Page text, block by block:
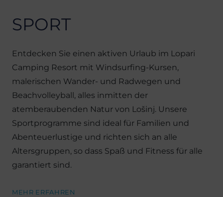
SPORT
Entdecken Sie einen aktiven Urlaub im Lopari
Camping Resort mit Windsurfing-Kursen,
malerischen Wander- und Radwegen und
Beachvolleyball, alles inmitten der
atemberaubenden Natur von Lošinj. Unsere
Sportprogramme sind ideal für Familien und
Abenteuerlustige und richten sich an alle
Altersgruppen, so dass Spaß und Fitness für alle
garantiert sind.
MEHR ERFAHREN